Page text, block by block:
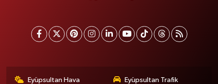
Eyüpsultan Hava
Eyüpsultan Trafik